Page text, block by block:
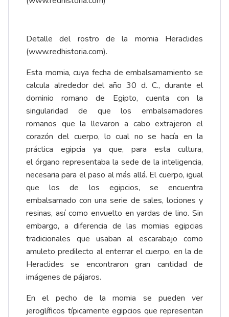
Detalle del rostro de la momia Heraclides
(www.redhistoria.com).
Esta momia, cuya fecha de embalsamamiento se
calcula alrededor del año 30 d. C., durante el
dominio romano de Egipto, cuenta con la
singularidad de que los embalsamadores
romanos que la llevaron a cabo extrajeron el
corazón del cuerpo, lo cual no se hacía en la
práctica egipcia ya que, para esta cultura,
el órgano representaba la sede de la inteligencia,
necesaria para el paso al más allá. El cuerpo, igual
que los de los egipcios, se encuentra
embalsamado con una serie de sales, lociones y
resinas, así como envuelto en yardas de lino. Sin
embargo, a diferencia de las momias egipcias
tradicionales que usaban al escarabajo como
amuleto predilecto al enterrar el cuerpo, en la de
Heraclides se encontraron gran cantidad de
imágenes de pájaros.
En el pecho de la momia se pueden ver
jeroglíficos típicamente egipcios que representan